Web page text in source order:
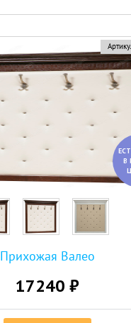
В
Прихожая Валео
17240 ₽